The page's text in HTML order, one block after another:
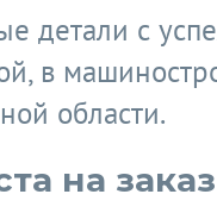
детали с
в
области.
на заказ